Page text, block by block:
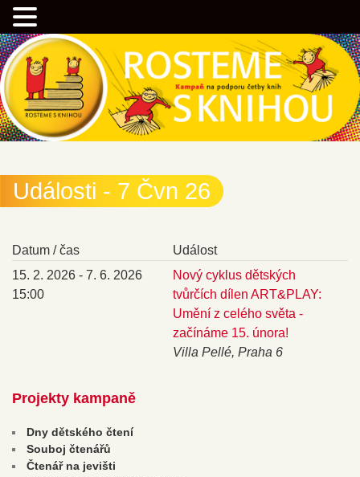
Přejít
k
hlavnímu
obsahu
webu
Rostemesknihou.cz
Kampaň na podporu četby knih
Události - 7 Čvn 26
Datum / čas
Událost
15. 2. 2026 - 7. 6. 2026
15:00
Nový cyklus dětských
tvůrčích dílen ART&PLAY:
Umění z celého světa -
začínáme 15. února!
Villa Pellé, Praha 6
Projekty kampaně
Dny dětského čtení
Souboj čtenářů
Čtenář na jevišti